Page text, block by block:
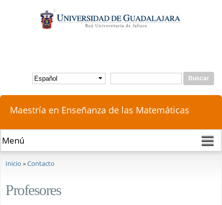
contenido
principal
Formulario de búsqueda
Buscar
Maestría en Enseñanza de las Matemáticas
Inicio »Contacto
Profesores